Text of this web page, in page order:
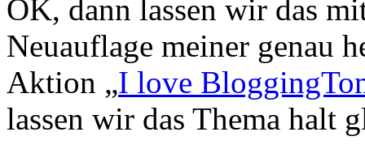
OK, dann lassen wir das
Neuauflage meiner genau
Aktion „I love
lassen wir das Thema halt